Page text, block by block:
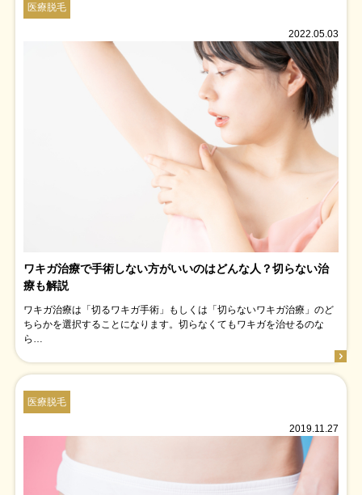
医療脱毛
2022.05.03
ワキガ治療で手術しない方がいいのはどんな人？切らない治
療も解説
ワキガ治療は「切るワキガ手術」もしくは「切らないワキガ治療」のど
ちらかを選択することになります。切らなくてもワキガを治せるのな
ら…
医療脱毛
2019.11.27